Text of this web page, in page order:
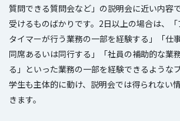
質問できる質問会など」の説明会に近い内容
受けるものばかりです。2日以上の場合は、
タイマーが行う業務の一部を経験する」「仕
同席あるいは同行する」「社員の補助的な業
る」といった業務の一部を経験できるような
学生も主体的に動け、説明会では得られない
きます。